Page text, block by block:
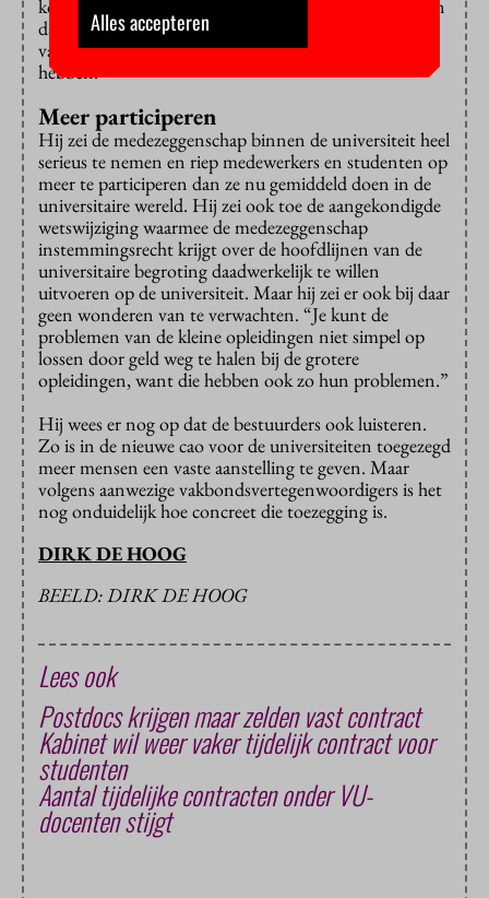
komt als bij universiteiten. Dus u kunt niet volhouden
dat universitaire bestuurders geen hart voor de zaak
van de wetenschap en het universitaire onderwijs
hebben.”
Meer participeren
Hij zei de medezeggenschap binnen de universiteit heel
serieus te nemen en riep medewerkers en studenten op
meer te participeren dan ze nu gemiddeld doen in de
universitaire wereld. Hij zei ook toe de aangekondigde
wetswijziging waarmee de medezeggenschap
instemmingsrecht krijgt over de hoofdlijnen van de
universitaire begroting daadwerkelijk te willen
uitvoeren op de universiteit. Maar hij zei er ook bij daar
geen wonderen van te verwachten. “Je kunt de
problemen van de kleine opleidingen niet simpel op
lossen door geld weg te halen bij de grotere
opleidingen, want die hebben ook zo hun problemen.”
Hij wees er nog op dat de bestuurders ook luisteren.
Zo is in de nieuwe cao voor de universiteiten toegezegd
meer mensen een vaste aanstelling te geven. Maar
volgens aanwezige vakbondsvertegenwoordigers is het
nog onduidelijk hoe concreet die toezegging is.
DIRK DE HOOG
BEELD: DIRK DE HOOG
Lees ook
Postdocs krijgen maar zelden vast contract
Kabinet wil weer vaker tijdelijk contract voor
studenten
Aantal tijdelijke contracten onder VU-
docenten stijgt
Alles accepteren